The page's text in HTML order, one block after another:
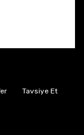
Tavsiye Et